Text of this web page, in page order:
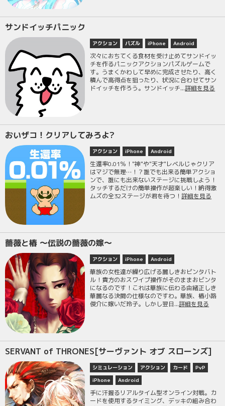
サンドイッチパニック
アクション パズル iPhone Android
次々におちてくる食材を受け止めてサンドイッ
チを作るパニックアクションパズルゲームで
す。うまくかわして早めに完成させたり、高く
積んで高得点を狙ったり、状況に合わせてサン
ドイッチを作ろう。サンドイッチ...詳細を見る
おいザコ！クリアしてみろよ?
アクション iPhone Android
生還率0.01％！"神"や"天才"レベルじゃクリア
はマジで無理…！？誰でも出来る簡単アクショ
ンで、誰にも出来ないステージに挑戦しよう！
タッチするだけの簡単操作が超楽しい！納得激
ムズの全32ステージが君を待つ！詳細を見る
薔薇と椿 ～伝説の薔薇の嫁～
アクション iPhone Android
華族の女性達が繰り広げる麗しきおビンタバト
ル！貴方のおスワイプ操作がそのままおビンタ
になるのです！これは華族に伝わる由緒正しき
華麗なる決闘の仕様なのですわ。華族、椿小路
俊介に嫁いだ玲子。しかし翌日...詳細を見る
SERVANT of THRONES[サーヴァント オブ スローンズ]
シミュレーション アクション カード
PvP
iPhone
Android
手に汗握るリアルタイム型オンライン対戦。カ
ードを使用するタイミング、デッキの組み合わ